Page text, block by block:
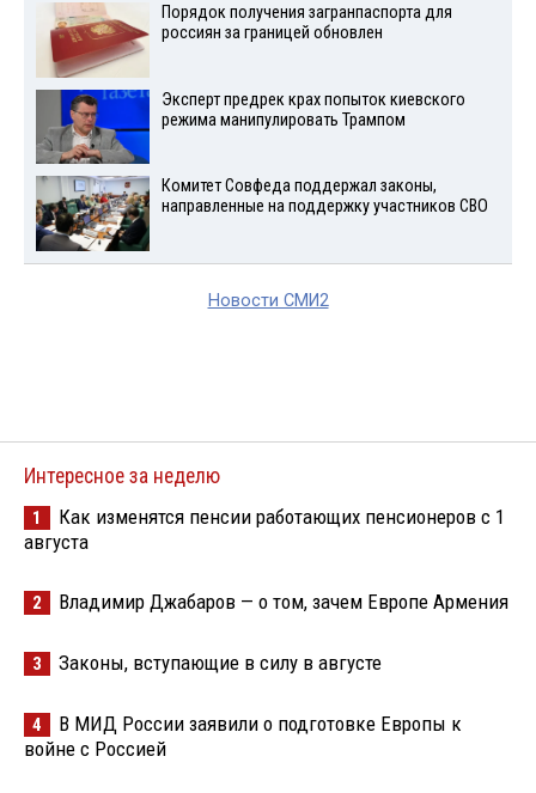
Порядок получения загранпаспорта для
россиян за границей обновлен
Эксперт предрек крах попыток киевского
режима манипулировать Трампом
Комитет Совфеда поддержал законы,
направленные на поддержку участников СВО
Новости СМИ2
Интересное за неделю
1
Как изменятся пенсии работающих пенсионеров с 1
августа
2 Владимир Джабаров — о том, зачем Европе Армения
3 Законы, вступающие в силу в августе
4
В МИД России заявили о подготовке Европы к
войне с Россией